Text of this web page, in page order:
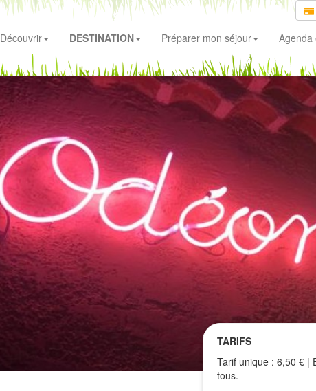
Découvrir
DESTINATION Préparer mon séjour Agenda
TARIFS
Tarif unique : 6,50 € |
tous.